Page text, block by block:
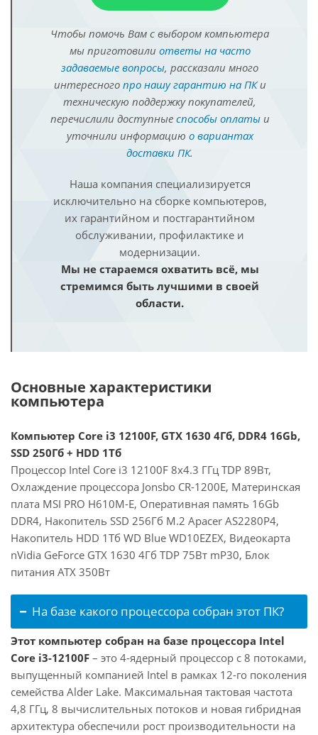
Чтобы помочь Вам с выбором компьютера
мы приготовили ответы на часто
задаваемые вопросы, рассказали много
интересного про нашу гарантию на ПКи
техническую поддержку покупателей,
перечислили доступные способы оплатыи
уточнили информацию о вариантах
доставки ПК.
Наша компания специализируется
исключительно на сборке компьютеров,
их гарантийном и постгарантийном
обслуживании, профилактике и
модернизации.
Мы не стараемся охватить всё, мы
стремимся быть лучшими в своей
области.
Основные характеристики
компьютера
Компьютер Core i3 12100F, GTX 1630 4Гб, DDR4 16Gb,
SSD 250Гб + HDD 1Тб
Процессор Intel Core i3 12100F 8x4.3 ГГц TDP 89Вт,
Охлаждение процессора Jonsbo CR-1200E, Материнская
плата MSI PRO H610M-E, Оперативная память 16Gb
DDR4, Накопитель SSD 256Гб M.2 Apacer AS2280P4,
Накопитель HDD 1Тб WD Blue WD10EZEX, Видеокарта
nVidia GeForce GTX 1630 4Гб TDP 75Вт mP30, Блок
питания ATX 350Вт
На базе какого процессора собран этот ПК?
Этот компьютер собран на базе процессора Intel
Core i3-12100F – это 4-ядерный процессор с 8 потоками,
выпущенный компанией Intel в рамках 12-го поколения
семейства Alder Lake. Максимальная тактовая частота
4,8 ГГц, 8 вычислительных потоков и новая гибридная
архитектура обеспечили рост производительности на